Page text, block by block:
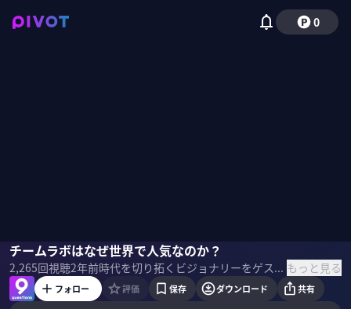
0
チームラボはなぜ世界で人気なのか？
2,265回視聴2年前 時代を切り拓くビジョナリーをゲストに招き、 「9つの質問」でその実像と未来に向けたビジョンを解き明かす。 インタビュアーは、PIVOT CEO 佐々木紀彦とチーフ・グローバルエディターの竹下隆一郎。 ＜ゲスト＞ 猪子寿之｜チームラボ代表 1977年、徳島市出身。2001年東京大学工学部計数工学科卒業と同時にチームラボ創業。大学では確率・統計モデルを、大学院では自然言語処理とアートを研究。チームラボは、プログラマ・エンジニア、数学者、建築家、Webデザイナー、グラフィックデザイナー、CGアニメーター、絵師、編集者など、情報化社会のさまざまなものづくりのスペシャリストから構成されている。 ＜目次＞ もっと見る
猪子寿之佐々木紀彦
フォロー 評価 保存 ダウンロード 共有